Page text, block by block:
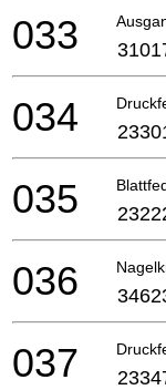
033
034
035
036
037